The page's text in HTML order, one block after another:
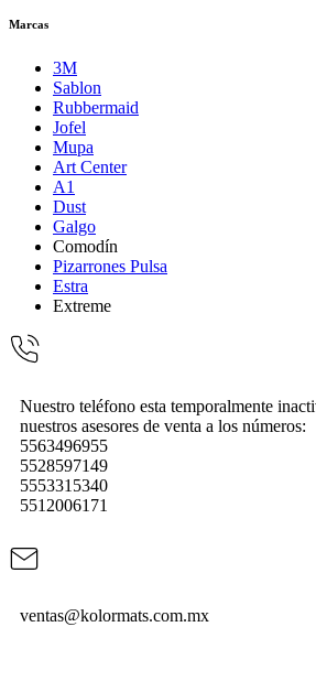
Marcas
3M
Sablon
Rubbermaid
Jofel
Mupa
Art Center
A1
Dust
Galgo
Comodín
Pizarrones Pulsa
Estra
Extreme
Nuestro teléfono esta temporalmente
nuestros asesores de venta a los números:
5563496955
5528597149
5553315340
5512006171
ventas@kolormats.com.mx